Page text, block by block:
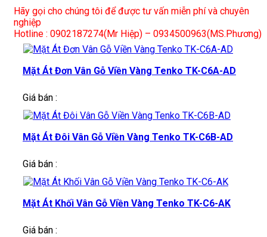
Hãy gọi cho chúng tôi để được tư vấn miễn phí và chuyên
nghiệp
Hotline : 0902187274(Mr Hiệp) – 0934500963(MS.Phương)
Mặt Át Đơn Vân Gỗ Viền Vàng Tenko TK-C6A-AD
Giá bán :
Mặt Át Đôi Vân Gỗ Viền Vàng Tenko TK-C6B-AD
Giá bán :
Mặt Át Khối Vân Gỗ Viền Vàng Tenko TK-C6-AK
Giá bán :